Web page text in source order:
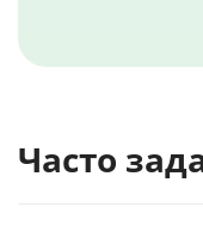
Часто